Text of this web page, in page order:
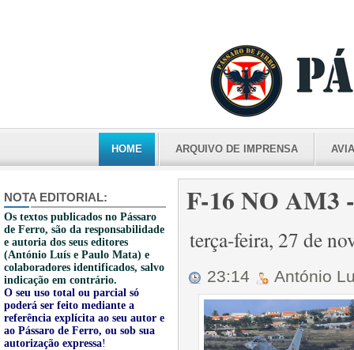
HOME ARQUIVO DE IMPRENSA
NOTA EDITORIAL:
Os textos publicados no Pássaro
de Ferro, são da responsabilidade
e autoria dos seus editores
(António Luís e Paulo Mata) e
colaboradores identificados, salvo
indicação em contrário.
O seu uso total ou parcial só
poderá ser feito mediante a
referência explícita ao seu autor e
ao Pássaro de Ferro, ou sob sua
autorização expressa!
F-16 NO AM3
terça-feira, 27 de
23:14 António